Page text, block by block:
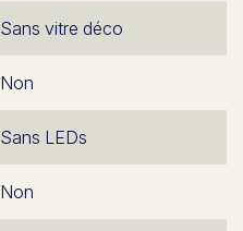
Sans vitre déco
Non
Sans LEDs
Non